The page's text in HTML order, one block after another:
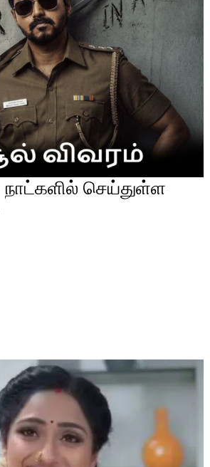
நாட்களில் செய்துள்ள